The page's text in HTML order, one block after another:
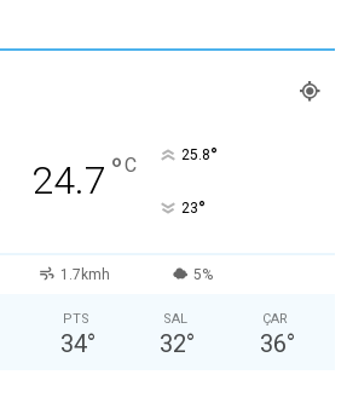
24.7 °C 25.8°
23°
1.7kmh 5%
PTS
34°
SAL
32°
ÇAR
36°